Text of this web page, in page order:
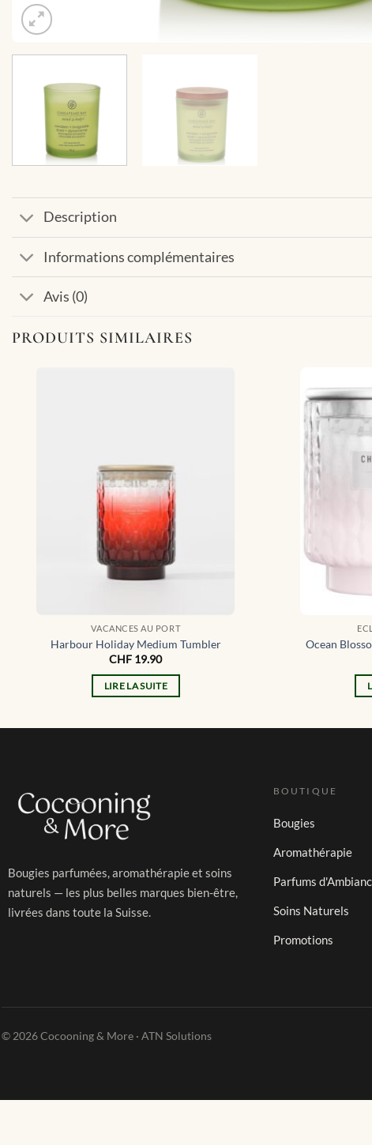
Description
Informations complémentaires
Avis (0)
PRODUITS SIMILAIRES
VACANCES AU PORT
Harbour Holiday Medium Tumbler
CHF 19.90
LIRE LA SUITE
Ocean
Bougies parfumées, aromathérapie et soins
naturels — les plus belles marques bien-être,
livrées dans toute la Suisse.
BOUTIQUE
Bougies
Aromathérapie
Parfums
Soins Naturels
Promotions
© 2026 Cocooning & More · ATN Solutions